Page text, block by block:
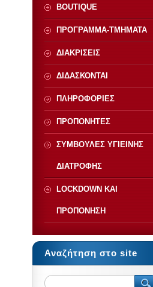
BOUTIQUE
ΠΡΟΓΡΑΜΜΑ-ΤΜΗΜΑΤΑ
ΔΙΑΚΡΙΣΕΙΣ
ΔΙΔΑΣΚΟΝΤΑΙ
ΠΛΗΡΟΦΟΡΙΕΣ
ΠΡΟΠΟΝΗΤΕΣ
ΣΥΜΒΟΥΛΕΣ ΥΓΙΕΙΝΗΣ
ΔΙΑΤΡΟΦΗΣ
LOCKDOWN ΚΑΙ
ΠΡΟΠΟΝΗΣΗ
Αναζήτηση στο site